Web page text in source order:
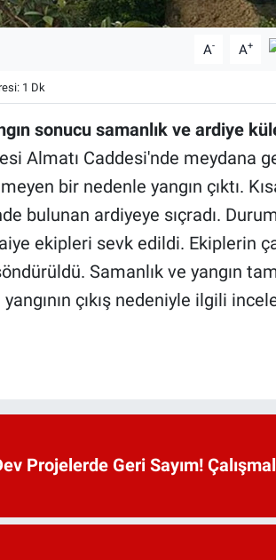
A- A+
1 Dk
sonucu samanlık ve ardiye
Almatı Caddesi'nde meydana
bir nedenle yangın çıktı.
bulunan ardiyeye sıçradı.
ekipleri sevk edildi. Ekiplerin
Samanlık ve yangın
çıkış nedeniyle ilgili
Projelerde Geri Sayım!